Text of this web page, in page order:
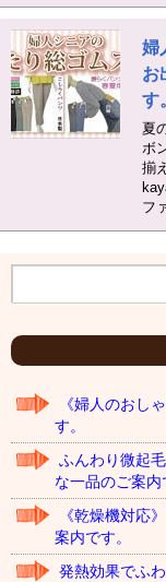
婦
お
す
夏
ボ
揃
フ
《婦人のおし
す。
ふんわり微起
な一品のご案内
《乾燥機対応
案内です。
発熱効果でふ